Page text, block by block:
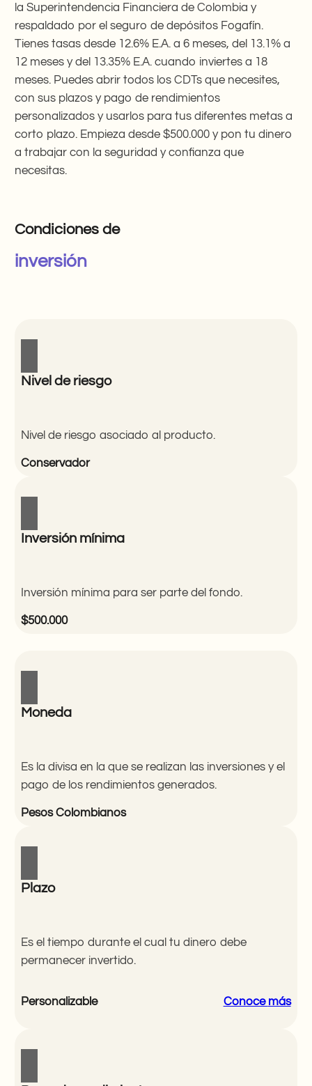
la Superintendencia Financiera de Colombia y
respaldado por el seguro de depósitos Fogafín.
Tienes tasas desde 12.6% E.A. a 6 meses, del 13.1% a
12 meses y del 13.35% E.A. cuando inviertes a 18
meses. Puedes abrir todos los CDTs que necesites,
con sus plazos y pago de rendimientos
personalizados y usarlos para tus diferentes metas a
corto plazo. Empieza desde $500.000 y pon tu dinero
a trabajar con la seguridad y confianza que
necesitas.
Condiciones de
inversión
Nivel de riesgo
Nivel de riesgo asociado al producto.
Conservador
Inversión mínima
Inversión mínima para ser parte del fondo.
$500.000
Moneda
Es la divisa en la que se realizan las inversiones y el
pago de los rendimientos generados.
Pesos Colombianos
Plazo
Es el tiempo durante el cual tu dinero debe
permanecer invertido.
Personalizable Conoce más